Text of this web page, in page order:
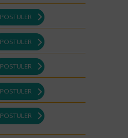
POSTULER
POSTULER
POSTULER
POSTULER
POSTULER